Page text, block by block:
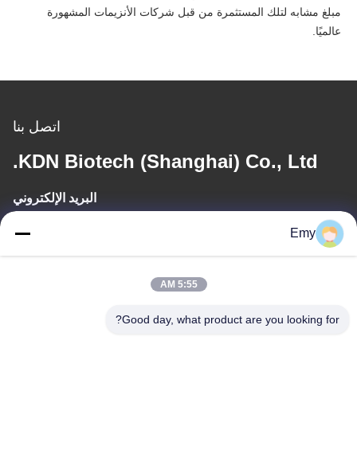
مبلغ مشابه لتلك المستثمرة من قبل شركات الأنزيمات المشهورة
عالميًا.
اتصل بنا
KDN Biotech (Shanghai) Co., Ltd.
البريد الإلكتروني
panxy@vlandgroup.com
Emy
5:55 AM
Good day, what product are you looking for?